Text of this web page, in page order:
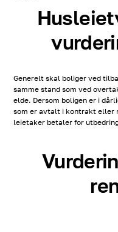
Generelt skal boliger ved
samme stand som ved
elde. Dersom boligen er i
som er avtalt i kontrakt eller
leietaker betaler for